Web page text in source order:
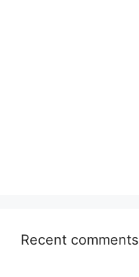
Recent comments